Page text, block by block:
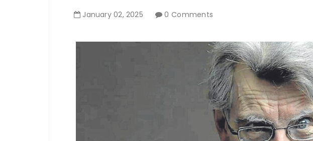
January 02, 2025 0 Comments